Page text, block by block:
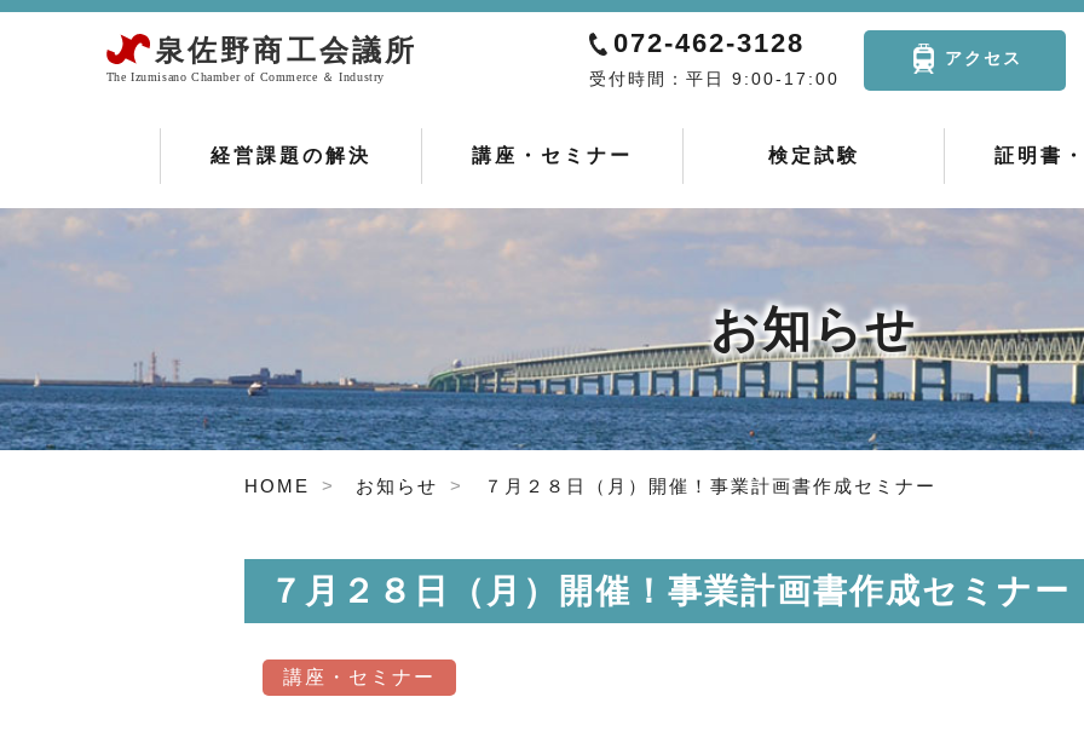
072-462-3128
受付時間：平日 9:00-17:00
アクセス
経営課題の解決 講座・セミナー 検定試験 証明書
お知らせ
HOME お知らせ ７月２８日（月）開催！事業計画書作成セミナー
７月２８日（月）開催！事業計画書作成セミナー
講座・セミナー